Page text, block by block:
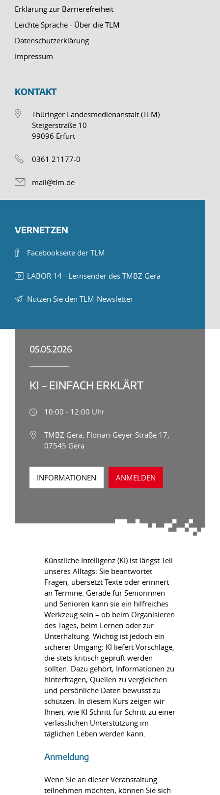
Erklärung zur Barrierefreiheit
Leichte Sprache - Über die TLM
Datenschutzerklärung
Impressum
KONTAKT
Thüringer Landesmedienanstalt (TLM)
Steigerstraße 10
99096 Erfurt
0361 21177-0
mail@tlm.de
VERNETZEN
Facebookseite der TLM
LABOR 14 - Lernsender des TMBZ Gera
Nutzen Sie den TLM-Newsletter
05.05.2026
KI – EINFACH ERKLÄRT
10:00 - 12:00 Uhr
TMBZ Gera, Florian-Geyer-Straße 17,
07545 Gera
INFORMATIONEN ANMELDEN
Künstliche Intelligenz (KI) ist längst Teil
unseres Alltags: Sie beantwortet
Fragen, übersetzt Texte oder erinnert
an Termine. Gerade für Seniorinnen
und Senioren kann sie ein hilfreiches
Werkzeug sein – ob beim Organisieren
des Tages, beim Lernen oder zur
Unterhaltung. Wichtig ist jedoch ein
sicherer Umgang: KI liefert Vorschläge,
die stets kritisch geprüft werden
sollten. Dazu gehört, Informationen zu
hinterfragen, Quellen zu vergleichen
und persönliche Daten bewusst zu
schützen. In diesem Kurs zeigen wir
Ihnen, wie KI Schritt für Schritt zu einer
verlässlichen Unterstützung im
täglichen Leben werden kann.
Anmeldung
Wenn Sie an dieser Veranstaltung
teilnehmen möchten, können Sie sich